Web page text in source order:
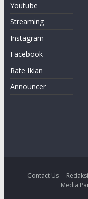
Youtube
Streaming
Instagram
Facebook
Rate Iklan
Announcer
Contact Us Redaksi
Media